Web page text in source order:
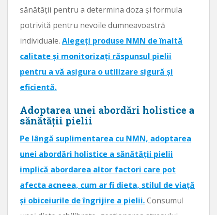
sănătății pentru a determina doza și formula
potrivită pentru nevoile dumneavoastră
individuale. Alegeți produse NMN de înaltă
calitate și monitorizați răspunsul pielii
pentru a vă asigura o utilizare sigură și
eficientă.
Adoptarea unei abordări holistice a
sănătății pielii
Pe lângă suplimentarea cu NMN, adoptarea
unei abordări holistice a sănătății pielii
implică abordarea altor factori care pot
afecta acneea, cum ar fi dieta, stilul de viață
și obiceiurile de îngrijire a pielii.Consumul